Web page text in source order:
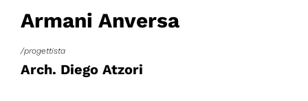
Armani Anversa
/progettista
Arch. Diego Atzori